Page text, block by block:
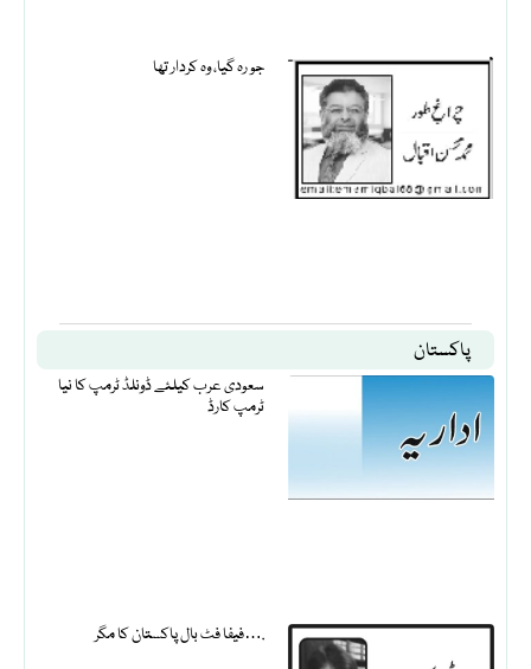
جو رہ گیا، وہ کردار تھا
پاکستان
سعودی عرب کیلئے ڈونلڈ ٹرمپ کا نیا
ٹرمپ کارڈ
فیفا فٹ بال پاکستان کا مگر….